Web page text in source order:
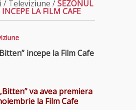
/ Televiziune /SEZONUL
LA FILM CAFE
incepe la Film Cafe
va avea premiera
la Film Cafe